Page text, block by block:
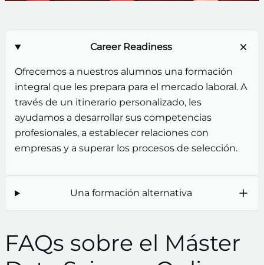
Career Readiness
Ofrecemos a nuestros alumnos una formación
integral que les prepara para el mercado laboral. A
través de un itinerario personalizado, les
ayudamos a desarrollar sus competencias
profesionales, a establecer relaciones con
empresas y a superar los procesos de selección.
Una formación alternativa
FAQs sobre el Máster